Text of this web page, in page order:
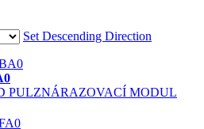
Set Descending Direction
PULZNÁRAZOVACÍ MODUL